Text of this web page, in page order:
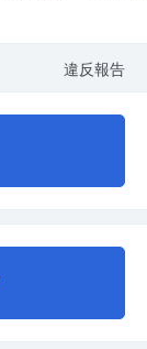
違反報告